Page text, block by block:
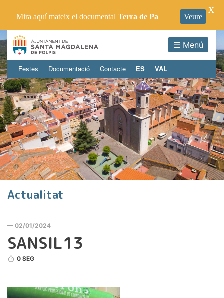
☰ Menú
Festes Documentació Contacte ES VAL
Actualitat
— 02/01/2024
SANSIL13
0 SEG
Mira aquí mateix el documental Terra de Pa Veure
X